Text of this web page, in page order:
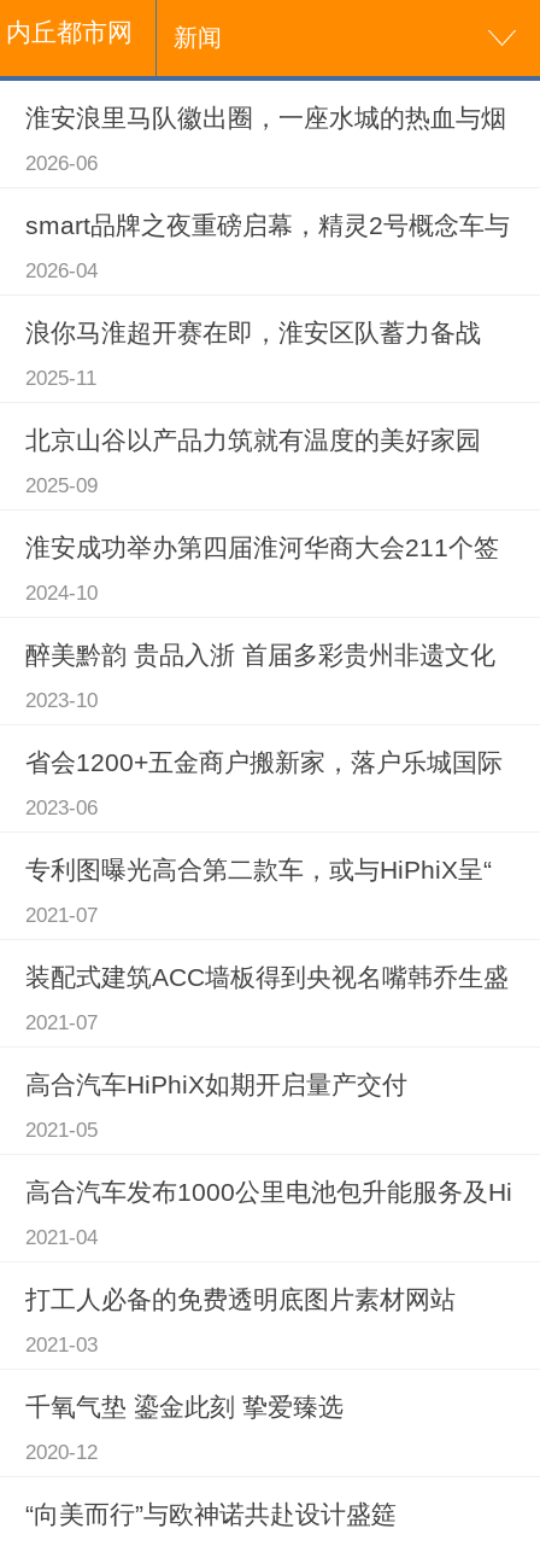
内丘都市网 新闻
淮安浪里马队徽出圈，一座水城的热血与烟
2026-06
smart品牌之夜重磅启幕，精灵2号概念车与
2026-04
浪你马淮超开赛在即，淮安区队蓄力备战
2025-11
北京山谷以产品力筑就有温度的美好家园
2025-09
淮安成功举办第四届淮河华商大会211个签
2024-10
醉美黔韵 贵品入浙 首届多彩贵州非遗文化
2023-10
省会1200+五金商户搬新家，落户乐城国际
2023-06
专利图曝光高合第二款车，或与HiPhiX呈“
2021-07
装配式建筑ACC墙板得到央视名嘴韩乔生盛
2021-07
高合汽车HiPhiX如期开启量产交付
2021-05
高合汽车发布1000公里电池包升能服务及Hi
2021-04
打工人必备的免费透明底图片素材网站
2021-03
千氧气垫 鎏金此刻 挚爱臻选
2020-12
“向美而行”与欧神诺共赴设计盛筵